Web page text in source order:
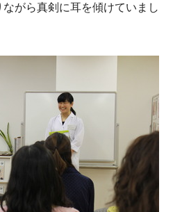
がら真剣に耳を傾けていまし